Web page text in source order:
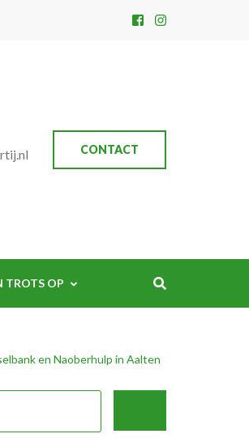
CONTACT
TROTS OP
en Naoberhulp in Aalten